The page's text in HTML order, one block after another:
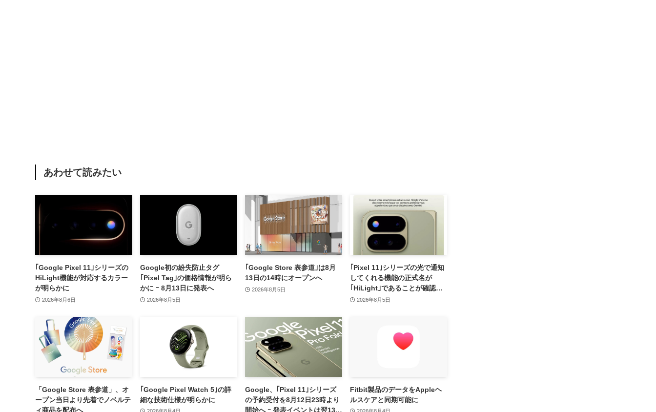
あわせて読みたい
｢Google Pixel 11｣シリーズの
HiLight機能が対応するカラー
が明らかに
2026年8月6日
Google初の紛失防止タグ
｢Pixel Tag｣の価格情報が明ら
かに ｰ 8月13日に発表へ
2026年8月5日
｢Google Store 表参道｣は8月
13日の14時にオープンへ
2026年8月5日
｢Pixel 11｣シリーズの光で通知
してくれる機能の正式名が
｢HiLight｣であることが確認さ
れる2026年8月5日
「Google Store 表参道」、オ
ープン当日より先着でノベルテ
ィ商品を配布へ
｢Google Pixel Watch 5｣の詳
細な技術仕様が明らかに
Google、｢Pixel 11｣シリーズ
の予約受付を8月12日23時より
開始へ ｰ 発表イベントは翌13日
Fitbit製品のデータをAppleヘ
ルスケアと同期可能に